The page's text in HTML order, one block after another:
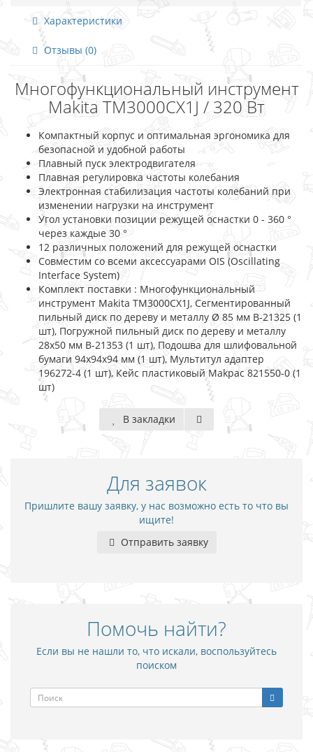
Характеристики
Отзывы (0)
Многофункциональный инструмент
Makita TM3000CX1J / 320 Вт
Компактный корпус и оптимальная эргономика для
безопасной и удобной работы
Плавный пуск электродвигателя
Плавная регулировка частоты колебания
Электронная стабилизация частоты колебаний при
изменении нагрузки на инструмент
Угол установки позиции режущей оснастки 0 - 360 °
через каждые 30 °
12 различных положений для режущей оснастки
Совместим со всеми аксессуарами OIS (Oscillating
Interface System)
Комплект поставки : Многофункциональный
инструмент Makita TM3000CX1J, Сегментированный
пильный диск по дереву и металлу Ø 85 мм B-21325 (1
шт), Погружной пильный диск по дереву и металлу
28x50 мм B-21353 (1 шт), Подошва для шлифовальной
бумаги 94х94х94 мм (1 шт), Мультитул адаптер
196272-4 (1 шт), Кейс пластиковый Makpac 821550-0 (1
шт)
В закладки
Для заявок
Пришлите вашу заявку, у нас возможно есть то что вы
ищите!
Отправить заявку
Помочь найти?
Если вы не нашли то, что искали, воспользуйтесь
поиском